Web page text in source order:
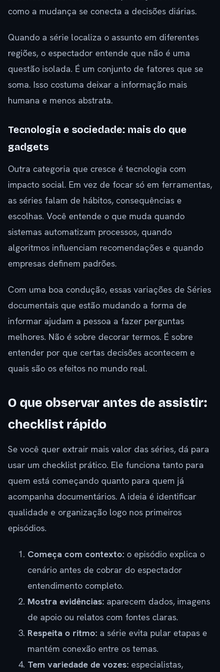
como a mudança se conecta a decisões diárias.
Quando a série localiza o assunto em diferentes
regiões, o espectador entende que não é uma
questão isolada. É um conjunto de fatores que se
soma. Isso costuma deixar a informação mais
humana e menos abstrata.
Tecnologia e sociedade: mais do que
gadgets
Outra categoria que cresce é tecnologia com
impacto social. Em vez de focar só em ferramentas,
as séries falam de hábitos, consequências e
escolhas. Você entende o que muda quando
sistemas automatizam processos, quando
algoritmos influenciam recomendações e quando
empresas definem padrões.
Com uma boa condução, essas variações de Séries
documentais que estão mudando a forma de
informar ajudam a pessoa a fazer perguntas
melhores. Não é sobre decorar termos. É sobre
entender por que certas decisões acontecem e
quais são os efeitos no mundo real.
O que observar antes de assistir:
checklist rápido
Se você quer extrair mais valor das séries, dá para
usar um checklist prático. Ele funciona tanto para
quem está começando quanto para quem já
acompanha documentários. A ideia é identificar
qualidade e organização logo nos primeiros
episódios.
Começa com contexto: o episódio explica o
cenário antes de cobrar do espectador
entendimento completo.
Mostra evidências: aparecem dados, imagens
de apoio ou relatos com fontes claras.
Respeita o ritmo: a série evita pular etapas e
mantém conexão entre os temas.
Tem variedade de vozes: especialistas,